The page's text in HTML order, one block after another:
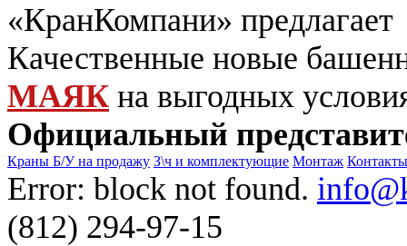
«КранКомпани» предлагает
Качественные новые
МАЯК на выгодных
Официальный
Краны Б/У на продажу З\ч и комплектующие Монтаж Контакты
Error: block not found.
(812) 294-97-15